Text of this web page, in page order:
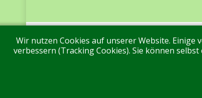
Impressum Datenschutz Über uns
Wir nutzen Cookies auf unserer Website.
verbessern (Tracking Cookies). Sie können